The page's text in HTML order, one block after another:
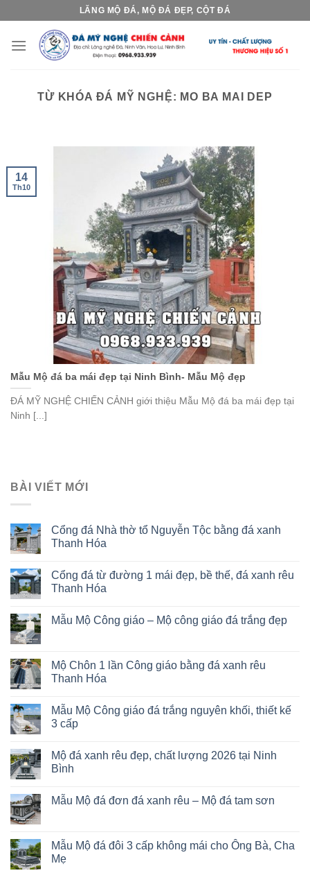
content
LĂNG MỘ ĐÁ, MỘ ĐÁ ĐẸP, CỘT ĐÁ
TỪ KHÓA ĐÁ MỸ NGHỆ: MO BA MAI DEP
Mẫu Mộ đá ba mái đẹp tại Ninh Bình- Mẫu Mộ đẹp
ĐÁ MỸ NGHỆ CHIẾN CẢNH giới thiệu Mẫu Mộ đá ba mái đẹp tại
Ninh [...]
14
Th10
BÀI VIẾT MỚI
Cổng đá Nhà thờ tổ Nguyễn Tộc bằng đá xanh
Thanh Hóa
Cổng đá từ đường 1 mái đẹp, bề thế, đá xanh rêu
Thanh Hóa
Mẫu Mộ Công giáo – Mộ công giáo đá trắng đẹp
Mộ Chôn 1 lần Công giáo bằng đá xanh rêu
Thanh Hóa
Mẫu Mộ Công giáo đá trắng nguyên khối, thiết kế
3 cấp
Mộ đá xanh rêu đẹp, chất lượng 2026 tại Ninh
Bình
Mẫu Mộ đá đơn đá xanh rêu – Mộ đá tam sơn
Mẫu Mộ đá đôi 3 cấp không mái cho Ông Bà, Cha
Mẹ